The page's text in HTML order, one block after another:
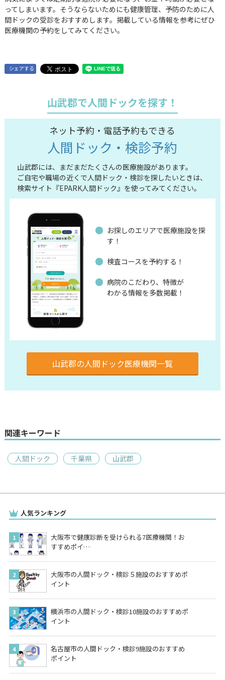
ってしまいます。そうならないためにも健康管理、予防のために人
間ドックの受診をおすすめします。掲載している情報を参考にぜひ
医療機関の予約をしてみてください。
シェアする
山武郡で人間ドックを探す！
ネット予約・電話予約もできる
人間ドック・検診予約
山武郡には、まだまだたくさんの医療施設があります。
ご自宅や職場の近くで人間ドック・検診を探したいときは、
検索サイト『EPARK人間ドック』を使ってみてください。
お探しのエリアで医療施設を探
す！
検査コースを予約する！
病院のこだわり、特徴が
わかる情報を多数掲載！
山武郡の人間ドック医療機関一覧
関連キーワード
人間ドック 千葉県 山武郡
人気ランキング
大阪市で健康診断を受けられる7医療機関！お
すすめポイ…
大阪市の人間ドック・検診５施設のおすすめポ
イント
横浜市の人間ドック・検診10施設のおすすめポ
イント
名古屋市の人間ドック・検診9施設のおすすめ
ポイント